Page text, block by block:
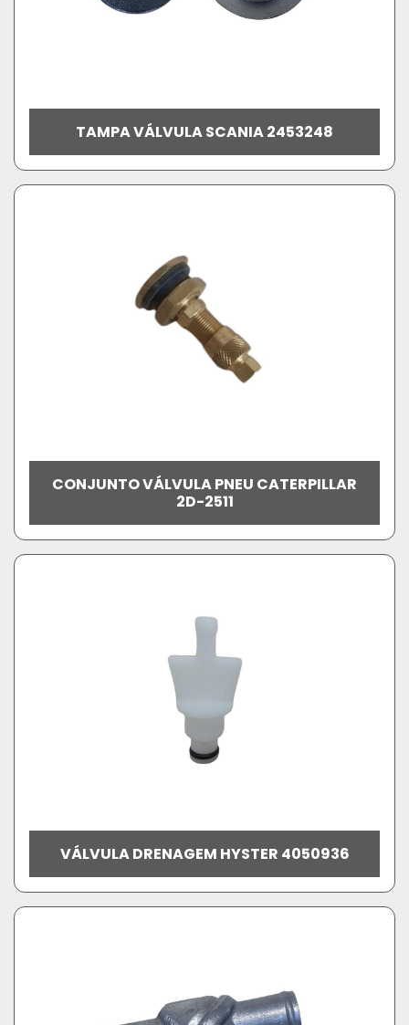
TAMPA VÁLVULA SCANIA 2453248
CONJUNTO VÁLVULA PNEU CATERPILLAR
2D-2511
VÁLVULA DRENAGEM HYSTER 4050936